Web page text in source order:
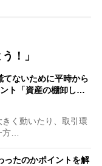
！」
てないために平時から
ト「資産の棚卸し…
く動いたり、取引環
方…
ったのかポイントを解